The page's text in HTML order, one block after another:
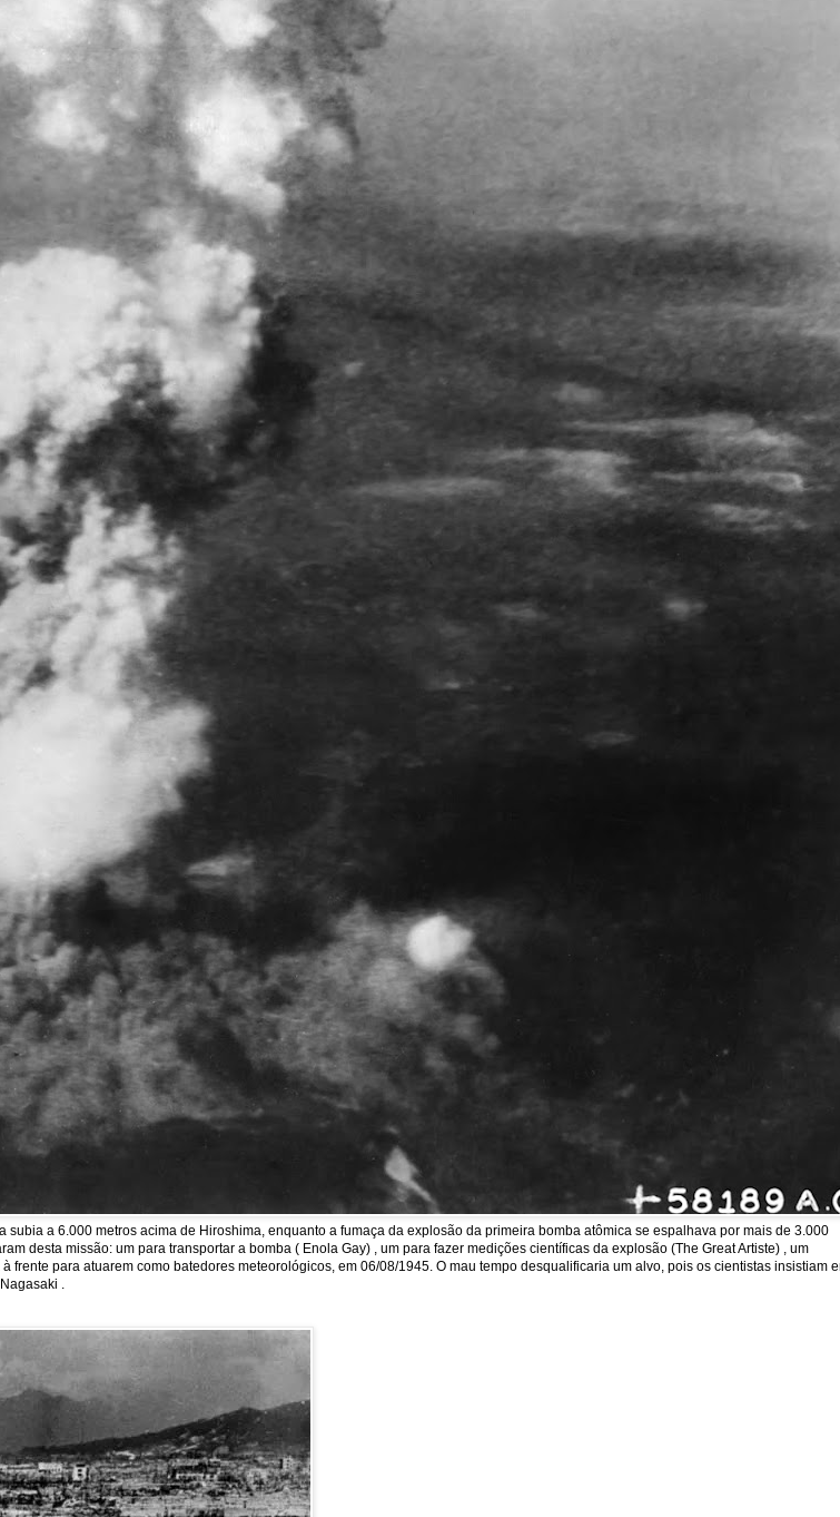
a 6.000 metros acima de Hiroshima, enquanto a fumaça da explosão da primeira bomba atômica se espalhava por mais de 3.000
desta missão: um para transportar a bomba ( Enola Gay) , um para fazer medições científicas da explosão (The Great Artiste) , um
para atuarem como batedores meteorológicos, em 06/08/1945. O mau tempo desqualificaria um alvo, pois os cientistas insistiam
.